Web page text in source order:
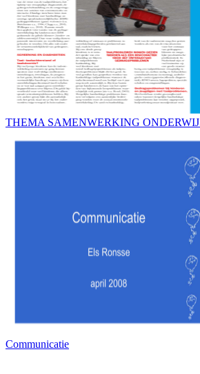
THEMA SAMENWERKING
Communicatie